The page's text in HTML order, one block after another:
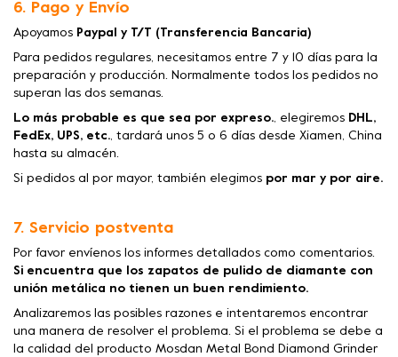
6. Pago y Envío
Apoyamos Paypal y T/T (Transferencia Bancaria)
Para pedidos regulares, necesitamos entre 7 y 10 días para la
preparación y producción. Normalmente todos los pedidos no
superan las dos semanas.
Lo más probable es que sea por expreso., elegiremos DHL,
FedEx, UPS, etc., tardará unos 5 o 6 días desde Xiamen, China
hasta su almacén.
Si pedidos al por mayor, también elegimos por mar y por aire.
7. Servicio postventa
Por favor envíenos los informes detallados como comentarios.
Si encuentra que los zapatos de pulido de diamante con
unión metálica no tienen un buen rendimiento.
Analizaremos las posibles razones e intentaremos encontrar
una manera de resolver el problema. Si el problema se debe a
la calidad del producto Mosdan Metal Bond Diamond Grinder